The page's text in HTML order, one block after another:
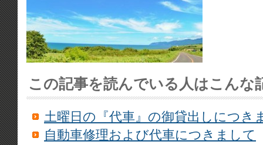
この記事を読んでいる人はこんな
土曜日の『代車』の御貸出しにつき
自動車修理および代車につきまして